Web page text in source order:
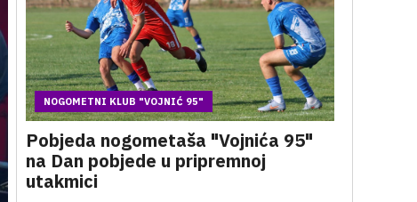
NOGOMETNI KLUB "VOJNIĆ 95"
Pobjeda nogometaša "Vojnića 95"
na Dan pobjede u pripremnoj
utakmici